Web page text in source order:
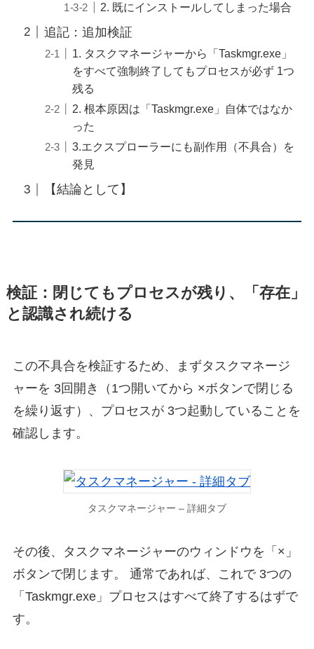
2. 既にインストールしてしまった場合
追記：追加検証
1. タスクマネージャーから「Taskmgr.exe」
をすべて強制終了してもプロセスが必ず 1つ
残る
2. 根本原因は「Taskmgr.exe」自体ではなか
った
3.エクスプローラーにも副作用（不具合）を
発見
【結論として】
検証：閉じてもプロセスが残り、「存在」
と認識され続ける
この不具合を検証するため、まずタスクマネージ
ャーを 3回開き（1つ開いてから ×ボタンで閉じる
を繰り返す）、プロセスが 3つ起動していることを
確認します。
タスクマネージャー – 詳細タブ
その後、タスクマネージャーのウィンドウを「×」
ボタンで閉じます。 通常であれば、これで 3つの
「Taskmgr.exe」プロセスはすべて終了するはずで
す。